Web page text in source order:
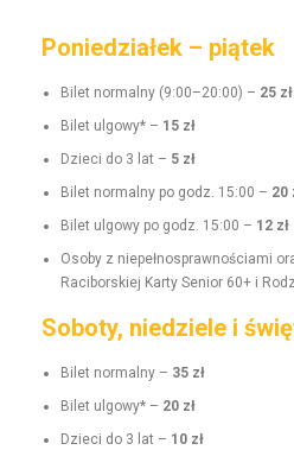
Poniedziałek – piątek
Bilet nor­mal­ny (9:00–20:00) – 25 zł
Bilet ulgo­wy* – 15 zł
Dzieci do 3 lat – 5 zł
Bilet nor­mal­ny po godz. 15:00 – 20
Bilet ulgo­wy po godz. 15:00 – 12 zł
Oso­by z niepełnosprawnoś­ci­a­mi
Raci­borskiej Kar­ty Senior 60+ i
Soboty, niedziele i
Bilet nor­mal­ny – 35 zł
Bilet ulgo­wy* – 20 zł
Dzieci do 3 lat – 10 zł